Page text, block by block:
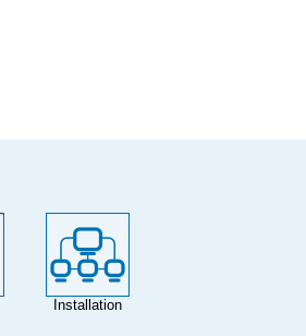
Installation